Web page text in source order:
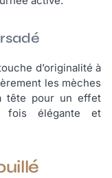
d’originalité à
les mèches
tête pour un effet
fois élégante et